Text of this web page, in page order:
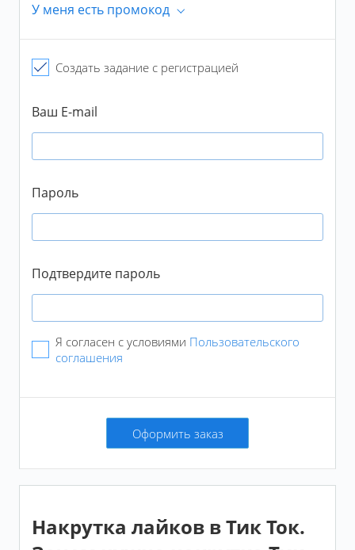
У меня есть промокод
Промокод
Подтвердить
Создать задание с регистрацией
Ваш E-mail
Пароль
Подтвердите пароль
Я согласен с условиями Пользовательского
соглашения
Оформить заказ
Накрутка лайков в Тик Ток.